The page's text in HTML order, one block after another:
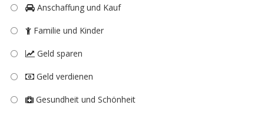
Anschaffung und Kauf
Familie und Kinder
Geld sparen
Geld verdienen
Gesundheit und Schönheit